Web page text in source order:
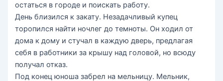
остаться в городе и поискать работу.
День близился к закату. Незадачливый купец
торопился найти ночлег до темноты. Он ходил от
дома к дому и стучал в каждую дверь, предлагая
себя в работники за крышу над головой, но всюду
получал отказ.
Под конец юноша забрел на мельницу. Мельник,